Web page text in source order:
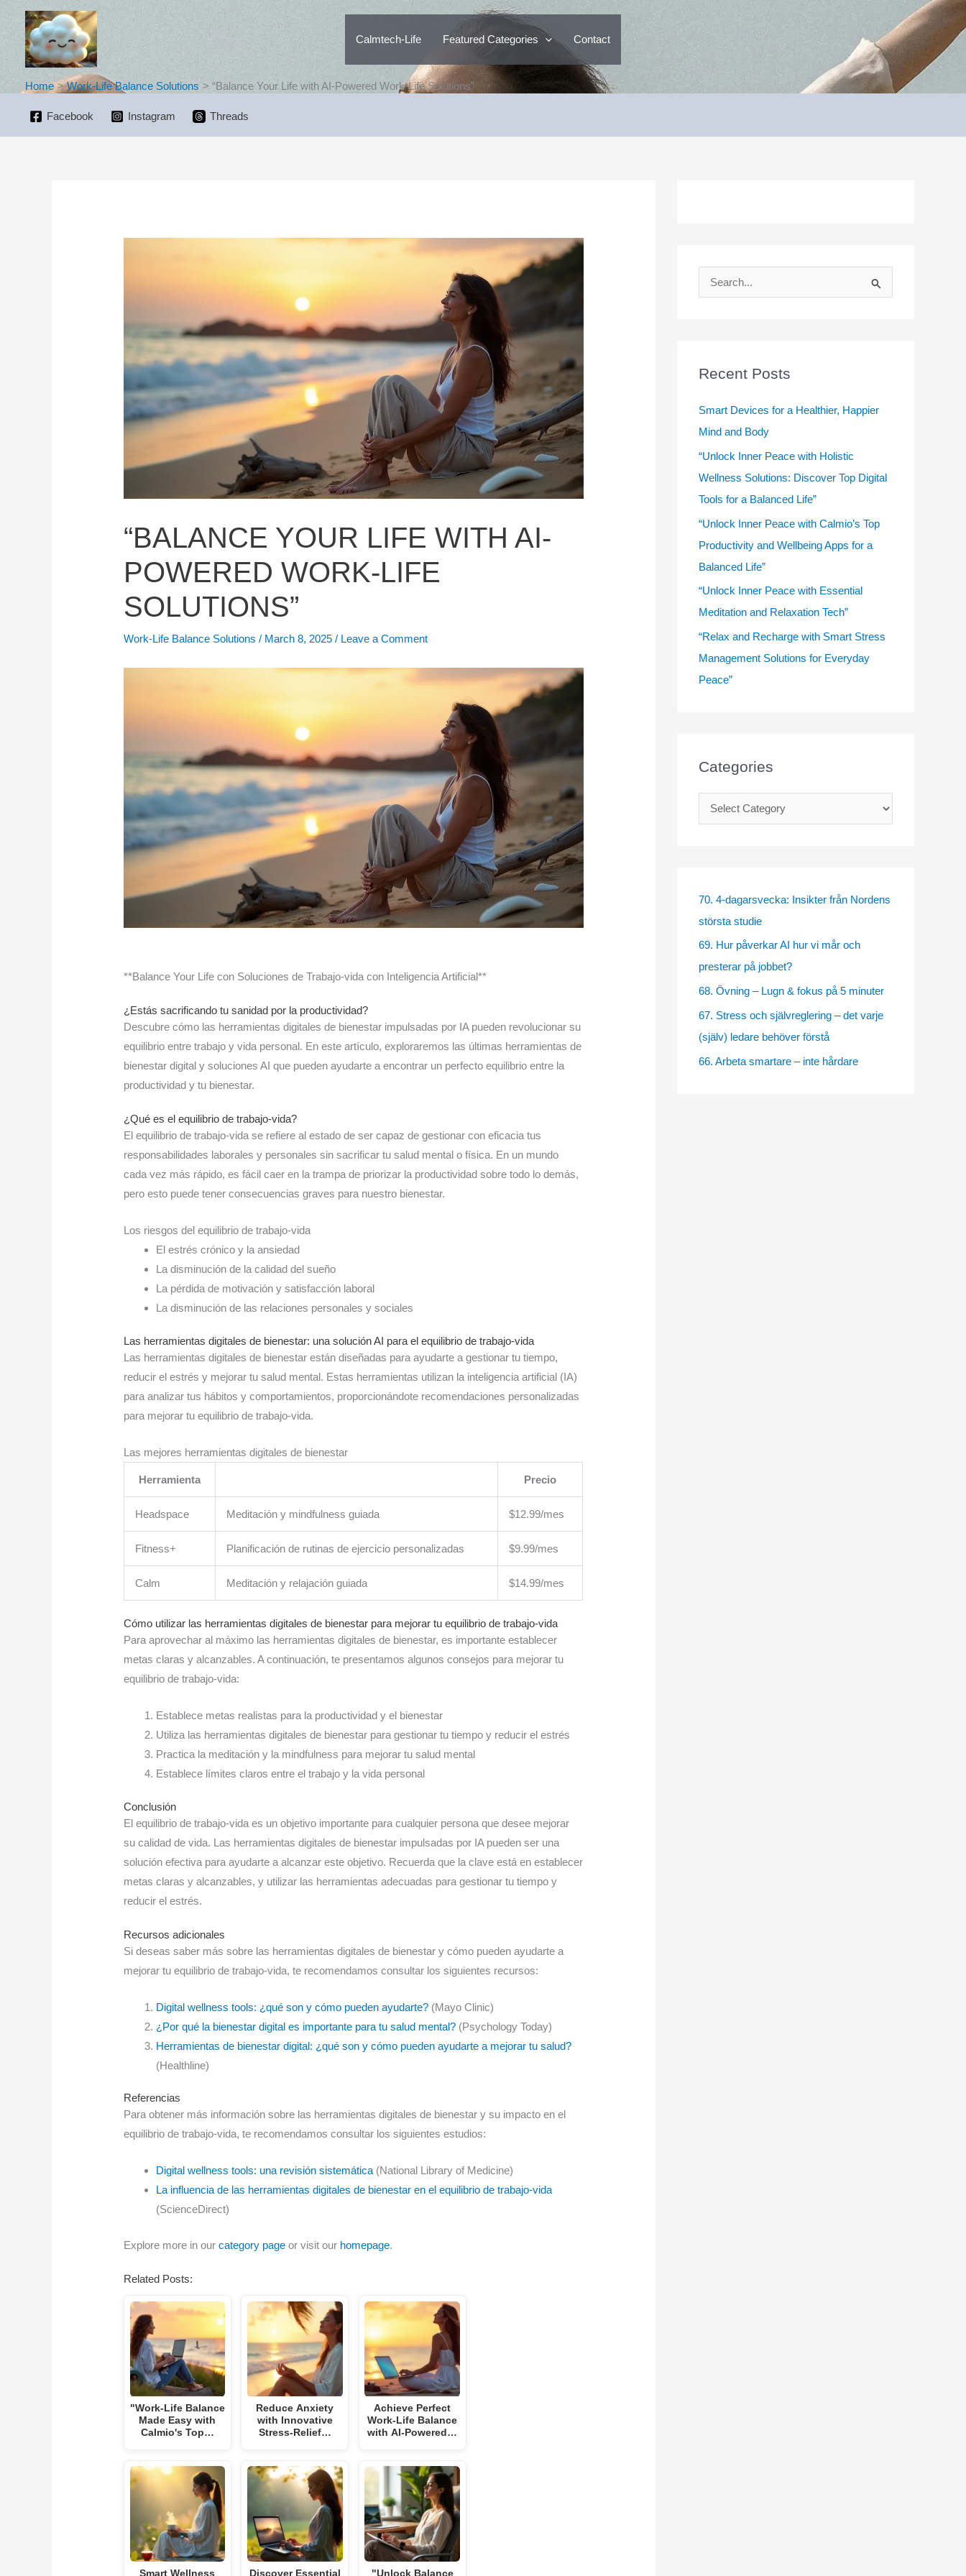
content
Calmtech-Life Featured Categories Contact
Home Work-Life Balance Solutions “Balance Your Life with AI-Powered Work-Life Solutions”
Facebook Instagram Threads
“BALANCE YOUR LIFE WITH AI-
POWERED WORK-LIFE
SOLUTIONS”
Work-Life Balance Solutions / March 8, 2025/ Leave a Comment
**Balance Your Life con Soluciones de Trabajo-vida con Inteligencia Artificial**
¿Estás sacrificando tu sanidad por la productividad?
Descubre cómo las herramientas digitales de bienestar impulsadas por IA pueden revolucionar su
equilibrio entre trabajo y vida personal. En este artículo, exploraremos las últimas herramientas de
bienestar digital y soluciones AI que pueden ayudarte a encontrar un perfecto equilibrio entre la
productividad y tu bienestar.
¿Qué es el equilibrio de trabajo-vida?
El equilibrio de trabajo-vida se refiere al estado de ser capaz de gestionar con eficacia tus
responsabilidades laborales y personales sin sacrificar tu salud mental o física. En un mundo
cada vez más rápido, es fácil caer en la trampa de priorizar la productividad sobre todo lo demás,
pero esto puede tener consecuencias graves para nuestro bienestar.
Los riesgos del equilibrio de trabajo-vida
El estrés crónico y la ansiedad
La disminución de la calidad del sueño
La pérdida de motivación y satisfacción laboral
La disminución de las relaciones personales y sociales
Las herramientas digitales de bienestar: una solución AI para el equilibrio de trabajo-vida
Las herramientas digitales de bienestar están diseñadas para ayudarte a gestionar tu tiempo,
reducir el estrés y mejorar tu salud mental. Estas herramientas utilizan la inteligencia artificial (IA)
para analizar tus hábitos y comportamientos, proporcionándote recomendaciones personalizadas
para mejorar tu equilibrio de trabajo-vida.
Las mejores herramientas digitales de bienestar
Herramienta Precio
Headspace Meditación y mindfulness guiada $12.99/mes
Fitness+ Planificación de rutinas de ejercicio personalizadas $9.99/mes
Calm Meditación y relajación guiada $14.99/mes
Cómo utilizar las herramientas digitales de bienestar para mejorar tu equilibrio de trabajo-vida
Para aprovechar al máximo las herramientas digitales de bienestar, es importante establecer
metas claras y alcanzables. A continuación, te presentamos algunos consejos para mejorar tu
equilibrio de trabajo-vida:
Establece metas realistas para la productividad y el bienestar
Utiliza las herramientas digitales de bienestar para gestionar tu tiempo y reducir el estrés
Practica la meditación y la mindfulness para mejorar tu salud mental
Establece límites claros entre el trabajo y la vida personal
Conclusión
El equilibrio de trabajo-vida es un objetivo importante para cualquier persona que desee mejorar
su calidad de vida. Las herramientas digitales de bienestar impulsadas por IA pueden ser una
solución efectiva para ayudarte a alcanzar este objetivo. Recuerda que la clave está en establecer
metas claras y alcanzables, y utilizar las herramientas adecuadas para gestionar tu tiempo y
reducir el estrés.
Recursos adicionales
Si deseas saber más sobre las herramientas digitales de bienestar y cómo pueden ayudarte a
mejorar tu equilibrio de trabajo-vida, te recomendamos consultar los siguientes recursos:
Digital wellness tools: ¿qué son y cómo pueden ayudarte? (Mayo Clinic)
¿Por qué la bienestar digital es importante para tu salud mental? (Psychology Today)
Herramientas de bienestar digital: ¿qué son y cómo pueden ayudarte a mejorar tu salud?
(Healthline)
Referencias
Para obtener más información sobre las herramientas digitales de bienestar y su impacto en el
equilibrio de trabajo-vida, te recomendamos consultar los siguientes estudios:
Digital wellness tools: una revisión sistemática (National Library of Medicine)
La influencia de las herramientas digitales de bienestar en el equilibrio de trabajo-vida
(ScienceDirect)
Explore more in ourcategory page or visit our homepage.
Related Posts:
"Work-Life Balance
Made Easy with
Calmio's Top…
Smart Wellness
Reduce Anxiety
with Innovative
Stress-Relief…
Discover Essential
Achieve Perfect
Work-Life Balance
with AI-Powered…
"Unlock Balance
e
f
o
Recent Posts
Smart Devices for a Healthier, Happier
Mind and Body
“Unlock Inner Peace with Holistic
Wellness Solutions: Discover Top Digital
Tools for a Balanced Life”
“Unlock Inner Peace with Calmio’s Top
Productivity and Wellbeing Apps for a
Balanced Life”
“Unlock Inner Peace with Essential
Meditation and Relaxation Tech”
“Relax and Recharge with Smart Stress
Management Solutions for Everyday
Peace”
Categories
a
e
s
70. 4-dagarsvecka: Insikter från Nordens
största studie
69. Hur påverkar AI hur vi mår och
presterar på jobbet?
68. Övning – Lugn & fokus på 5 minuter
67. Stress och självreglering – det varje
(själv) ledare behöver förstå
66. Arbeta smartare – inte hårdare